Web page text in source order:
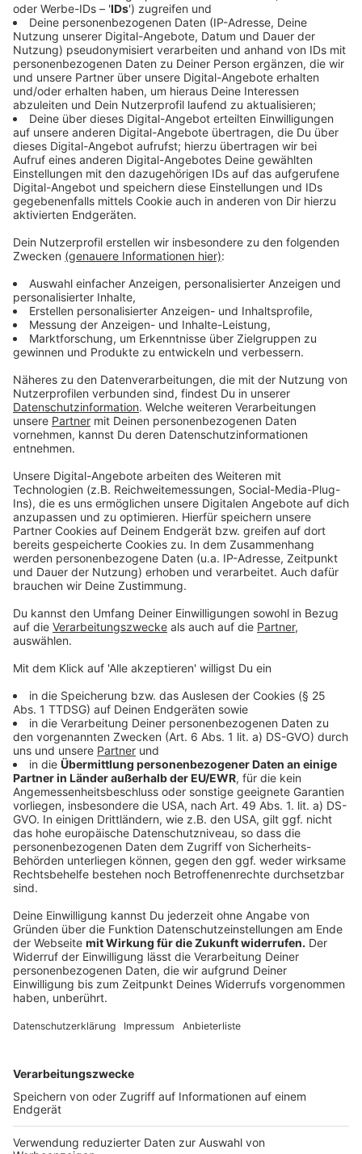
Anzeige
Wie geht man vor, wenn eine Meldung
gecheckt wird, ob sie echt oder ein Fake ist?
Anzeige
Es gibt mittlerweile ein großes Netzwerk in
Deutschland und Plattformen, wo Fakten-Checker die
neuesten Fakes posten. Da finden sich schon oft
Ursprung und den Urheber der Meldung zu finden. Denn
auch einige Online-Tools, mit denen manMeldungen
verifizierenkann. Zum Beispiel Location-Tools. Man
kann Bilder oder Screenshots von Videos checken in
dem man per Google-Streetview oder mit einerBilder-
wirklich dort entstanden ist und wie alt es ist.
Anzeige
Wie kann man selbst Fakes erkennen?
Anzeige
Wichtig: Bei allem was in den sozialen Medien geteilt
wird, sollte man eine Portion Skepsis haben.
Wichtigster Check ist der Quellencheck. Wer hat es
zuerst geteilt, steht möglicherweise eine Absicht
dahinter? Gibt es Belege? Haben seriöse Medien und
sollten gestellt werden. Man kann auch Bilder oder
Screenshots von Videos selbst checken, sagt Andre
Wolf von den Fakten-Checkern bei "Mimikama.at": "Ich
kann Bilder in eine Suchmaschine legen und schauen,
ob dieses Bild überhaupt aus dem aktuellen Kontext
stammt oder schon einige Jahre alt ist."
Genauso von Bedeutung ist auch, dass Meldungen
nicht einfach ohne nachzudenken teilt, ohne das man
sicher ist, dass diese jeweilige Nachricht auch stimmt.
Denn wenn Fakes zum Beispiel mit Hetze verbunden
sind und darauf aus sind, Stimmung zu machen, kann
Bundeskriminalamts - Holger Münch: "Es erhöht das
Risiko des Entstehens neuer gewaltbereiter
Personenzusammenschlüsse." Denn so können aus
Worten im Netz auch Gewalttaten werden.